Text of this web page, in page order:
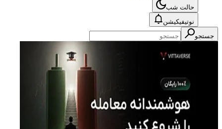
حالت شب
نوتیفیکیشن
جستجو